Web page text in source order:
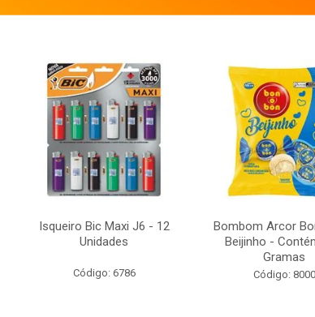
Isqueiro Bic Maxi J6 - 12
Unidades
Código: 6786
Bombom Arcor
Beijinho -
Gramas
Código: 8000